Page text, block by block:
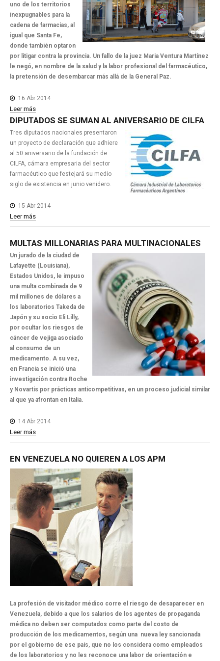
uno de los territorios
inexpugnables para la
cadena de farmacias, al
igual que Santa Fe,
donde también optaron
por litigar contra la provincia. Un fallo de la juez Maria Ventura Martínez
le negó, en nombre de la salud y la labor profesional del farmacéutico,
la pretensión de desembarcar más allá de la General Paz.
16 Abr 2014
Leer más
DIPUTADOS SE SUMAN AL ANIVERSARIO DE CILFA
Tres diputados nacionales presentaron
un proyecto de declaración que adhiere
al 50 aniversario de la fundación de
CILFA, cámara empresaria del sector
farmacéutico que festejará su medio
siglo de existencia en junio venidero.
15 Abr 2014
Leer más
MULTAS MILLONARIAS PARA MULTINACIONALES
Un jurado de la ciudad de
Lafayette (Louisiana),
Estados Unidos, le impuso
una multa combinada de 9
mil millones de dólares a
los laboratorios Takeda de
Japón y su socio Eli Lilly,
por ocultar los riesgos de
cáncer de vejiga asociado
al consumo de un
medicamento. A su vez,
en Francia se inició una
investigación contra Roche
y Novartis por prácticas anticompetitivas, en un proceso judicial similar
al que ya afrontan en Italia.
14 Abr 2014
Leer más
EN VENEZUELA NO QUIEREN A LOS APM
La profesión de visitador médico corre el riesgo de desaparecer en
Venezuela, debido a que los salarios de los agentes de propaganda
médica no deben ser computados como parte del costo de
producción de los medicamentos, según una nueva ley sancionada
por el gobierno de ese país, que no los considera como empleados
de los laboratorios y no les reconoce una labor de orientación e